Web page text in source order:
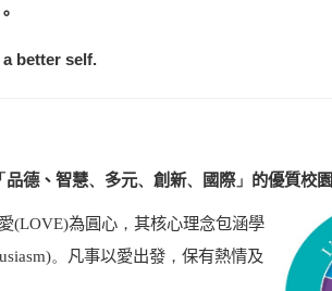
better self.
品德、智慧、 多元、 創新、 國際」 的優質校園
(LOVE)為圓心 ， 其核心理念包涵學
。 凡事以愛出發 ， 保有熱情及